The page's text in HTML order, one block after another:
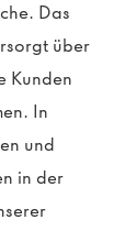
Das
über
Kunden
In
und
in der